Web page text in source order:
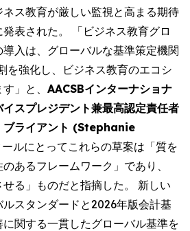
ス教育が厳しい監視と高まる期待
表された。 「ビジネス教育グロ
入は、グローバルな基準策定機関
を強化し、ビジネス教育のエコシ
」と、 AACSBインターナショナ
スプレジデント兼最高認定責任者
ブライアント (Stephanie
ルにとってこれらの草案は「質を
あるフレームワーク」であり、
せる」ものだと指摘した。 新しい
ルスタンダードと2026年版会計基
関する一貫したグローバル基準を